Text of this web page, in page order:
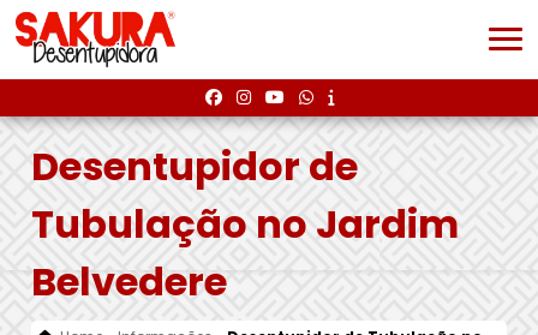
Desentupidor de
Tubulação no Jardim
Belvedere